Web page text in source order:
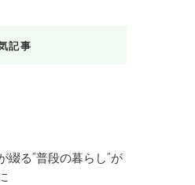
記事
綴る”普段の暮らし”が